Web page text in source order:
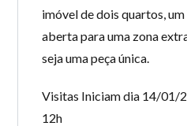
imóvel de dois quartos,
aberta para uma zona
seja uma peça única.
Visitas Iniciam dia 14/01/
12h